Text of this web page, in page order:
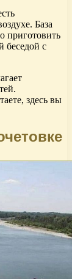
База
приготовить
беседой с
здесь вы